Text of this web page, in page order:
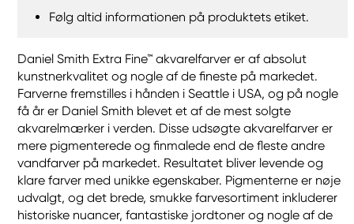
Følg altid informationen på produktets etiket.
Daniel Smith Extra Fine™ akvarelfarver er af absolut
kunstnerkvalitet og nogle af de fineste på markedet.
Farverne fremstilles i hånden i Seattle i USA, og på nogle
få år er Daniel Smith blevet et af de mest solgte
akvarelmærker i verden. Disse udsøgte akvarelfarver er
mere pigmenterede og finmalede end de fleste andre
vandfarver på markedet. Resultatet bliver levende og
klare farver med unikke egenskaber. Pigmenterne er nøje
udvalgt, og det brede, smukke farvesortiment inkluderer
historiske nuancer, fantastiske jordtoner og nogle af de